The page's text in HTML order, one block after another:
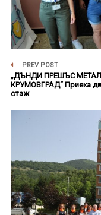
PREV POST
„ДЪНДИ ПРЕШЪС
КРУМОВГРАД“ Приеха
стаж